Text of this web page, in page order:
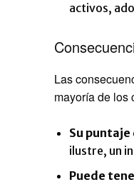
activos,
Las
mayoría de los
Su
ilustre, un
Puede